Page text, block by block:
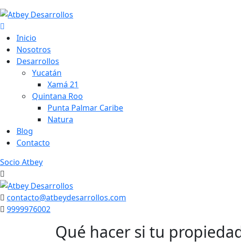
Skip
to
content
Inicio
Nosotros
Desarrollos
Yucatán
Xamá 21
Quintana Roo
Punta Palmar Caribe
Natura
Blog
Contacto
Socio Atbey
contacto@atbeydesarrollos.com
9999976002
Qué hacer si tu